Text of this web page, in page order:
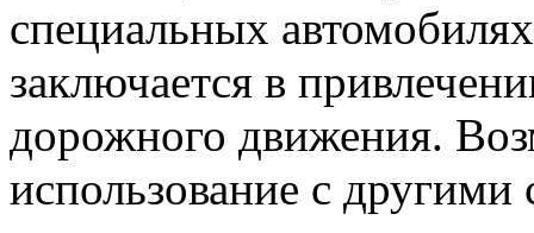
специальных
заключается в
дорожного движения.
использование с другими